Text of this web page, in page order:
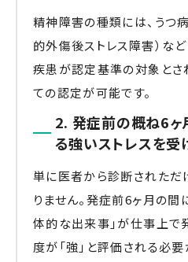
精神障害の種類には、うつ
的外傷後ストレス障害）な
疾患が認定基準の対象とさ
ての認定が可能です。
2. 発症前の概ね6ヶ
る強いストレスを受
単に医者から診断された
りません。発症前6ヶ月の間
体的な出来事」が仕事上で
度が「強」と評価される必要